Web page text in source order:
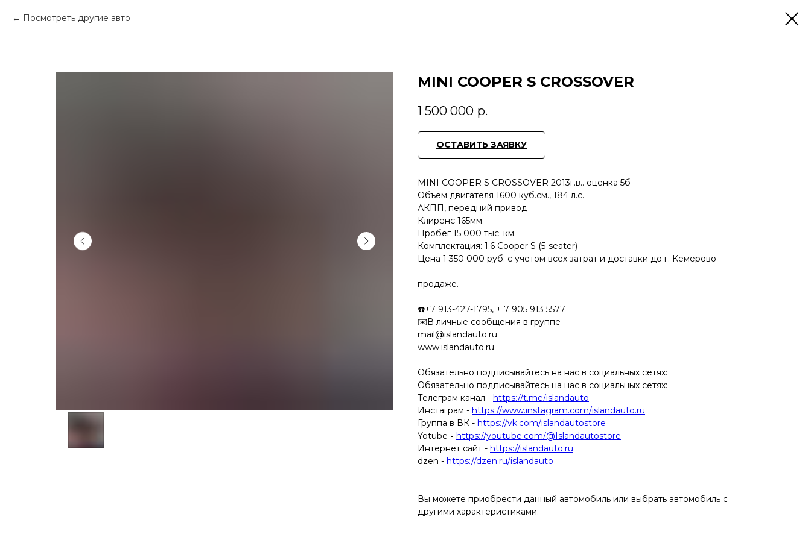
Посмотреть другие авто
MINI COOPER S CROSSOVER
1 500 000 р.
ОСТАВИТЬ ЗАЯВКУ
MINI COOPER S CROSSOVER 2013г.в.. оценка 5б
Объем двигателя 1600 куб.см., 184 л.с.
АКПП, передний привод
Клиренс 165мм.
Пробег 15 000 тыс. км.
Комплектация: 1.6 Cooper S (5-seater)
Цена 1 350 000 руб. с учетом всех затрат и доставки до г. Кемерово
продаже.
☎️+7 913-427-1795, + 7 905 913 5577
✉️В личные сообщения в группе
mail@islandauto.ru
www.islandauto.ru
Обязательно подписывайтесь на нас в социальных сетях:
Обязательно подписывайтесь на нас в социальных сетях:
Телеграм канал - https://t.me/islandauto
Инстаграм - https://www.instagram.com/islandauto.ru
Группа в ВК - https://vk.com/islandautostore
Yotube - https://youtube.com/@Islandautostore
Интернет сайт - https://islandauto.ru
dzen - https://dzen.ru/islandauto
Вы можете приобрести данный автомобиль или выбрать автомобиль с
другими характеристиками.